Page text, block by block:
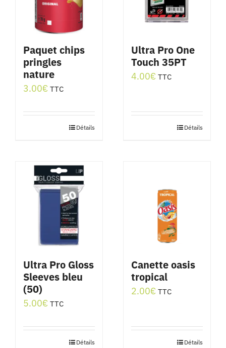
Paquet chips
pringles
nature
3.00€ TTC
Détails
Ultra Pro One
Touch 35PT
4.00€ TTC
Détails
Ultra Pro Gloss
Sleeves bleu
(50)
5.00€ TTC
Détails
Canette oasis
tropical
2.00€ TTC
Détails